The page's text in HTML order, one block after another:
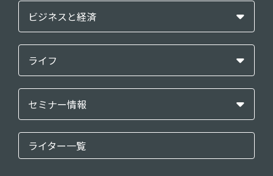
ビジネスと経済
ライフ
セミナー情報
ライター一覧